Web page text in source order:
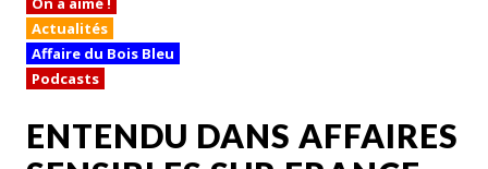
Actualités
Affaire du Bois Bleu
Podcasts
ENTENDU DANS AFFAIRES